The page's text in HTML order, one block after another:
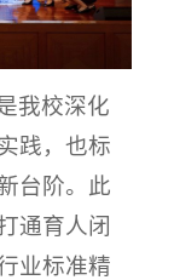
我校深化
践，也标
台阶。此
通育人闭
业标准精